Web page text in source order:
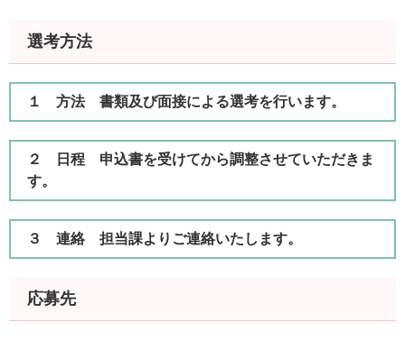
選考方法
１ 方法 書類及び面接による選考を行います。
２ 日程 申込書を受けてから調整させていただきま
す。
３ 連絡 担当課よりご連絡いたします。
応募先